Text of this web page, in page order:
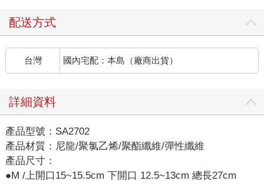
配送方式
台灣 國內宅配：本島（廠商出貨）
詳細資料
產品型號：SA2702
產品材質：尼龍/聚氯乙烯/聚酯纖維/彈性纖維
產品尺寸：
●M /上開口15~15.5cm 下開口 12.5~13cm 總長27cm